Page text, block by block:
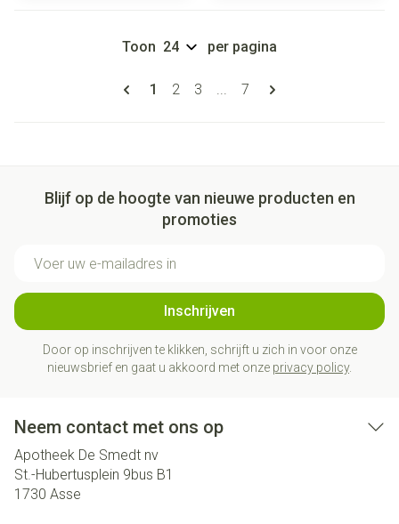
Pagina's
U lees momenteel pagina
1 Pagina
2 Pagina
3 ... Pagina
7
Toon per pagina
Blijf op de hoogte van nieuwe producten en
promoties
Inschrijven
Door op inschrijven te klikken, schrijft u zich in voor onze
nieuwsbrief en gaat u akkoord met onze privacy policy.
Neem contact met ons op
Apotheek De Smedt nv
St.-Hubertusplein 9bus B1
1730 Asse